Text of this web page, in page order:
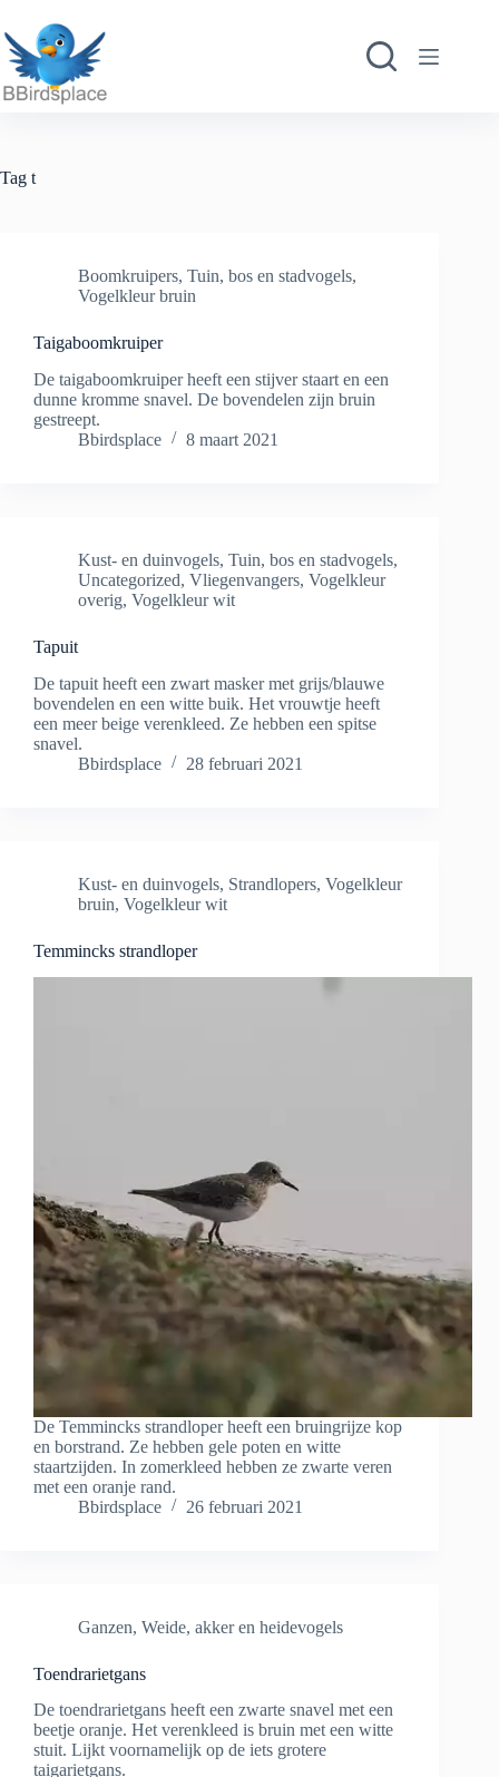
naar
de
inhoud
Tag t
Boomkruipers, Tuin, bos en stadvogels,
Vogelkleur bruin
Taigaboomkruiper
De taigaboomkruiper heeft een stijver staart en een
dunne kromme snavel. De bovendelen zijn bruin
gestreept.
Bbirdsplace
8 maart 2021
Kust- en duinvogels, Tuin, bos en stadvogels,
Uncategorized, Vliegenvangers, Vogelkleur
overig, Vogelkleur wit
Tapuit
De tapuit heeft een zwart masker met grijs/blauwe
bovendelen en een witte buik. Het vrouwtje heeft
een meer beige verenkleed. Ze hebben een spitse
snavel.
Bbirdsplace
28 februari 2021
Kust- en duinvogels, Strandlopers, Vogelkleur
bruin, Vogelkleur wit
Temmincks strandloper
De Temmincks strandloper heeft een bruingrijze kop
en borstrand. Ze hebben gele poten en witte
staartzijden. In zomerkleed hebben ze zwarte veren
met een oranje rand.
Bbirdsplace
26 februari 2021
Ganzen, Weide, akker en heidevogels
Toendrarietgans
De toendrarietgans heeft een zwarte snavel met een
beetje oranje. Het verenkleed is bruin met een witte
stuit. Lijkt voornamelijk op de iets grotere
taigarietgans.